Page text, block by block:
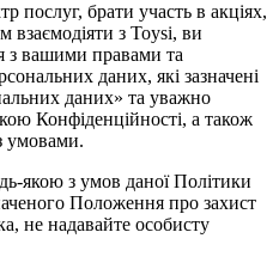
брати участь в акціях,
взаємодіяти з Toysi, ви
з вашими правами та
даних, які зазначені
даних» та уважно
Конфіденційності, а також
умовами.
якою з умов даної Політики
Положення про захист
не надавайте особисту